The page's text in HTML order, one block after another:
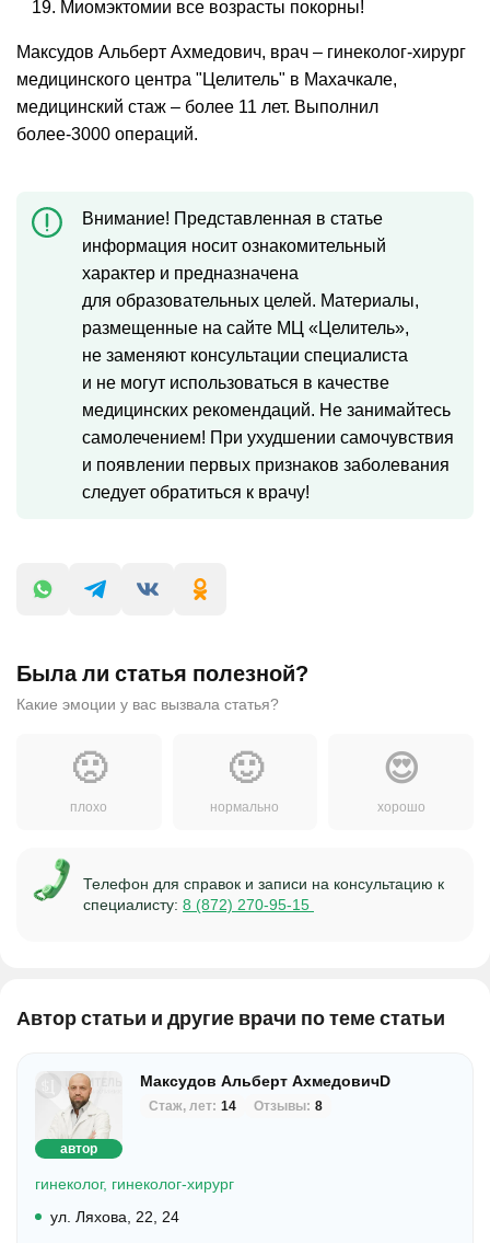
Миомэктомии все возрасты покорны!
Максудов Альберт Ахмедович, врач – гинеколог-хирург
медицинского центра "Целитель" в Махачкале,
медицинский стаж – более 11 лет. Выполнил
более-3000 операций.
Внимание! Представленная в статье
информация носит ознакомительный
характер и предназначена
для образовательных целей. Материалы,
размещенные на сайте МЦ «Целитель»,
не заменяют консультации специалиста
и не могут использоваться в качестве
медицинских рекомендаций. Не занимайтесь
самолечением! При ухудшении самочувствия
и появлении первых признаков заболевания
следует обратиться к врачу!
Была ли статья полезной?
Какие эмоции у вас вызвала статья?
🙁
плохо
🙂
нормально
😍
хорошо
Телефон для справок и записи на консультацию к
специалисту: 8 (872) 270-95-15
Автор статьи и другие врачи по теме статьи
автор
Максудов Альберт АхмедовичD
Стаж, лет: 14 Отзывы: 8
гинеколог, гинеколог-хирург
ул. Ляхова, 22, 24